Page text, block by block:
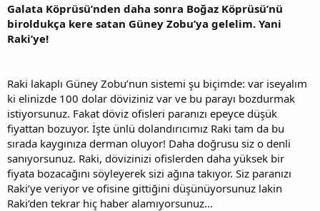
Galata Köprüsü’nden daha sonra Boğaz Köprüsü’nü
biroldukça kere satan Güney Zobu’ya gelelim. Yani
Raki’ye!
Raki lakaplı Güney Zobu’nun sistemi şu biçimde: var iseyalım
ki elinizde 100 dolar döviziniz var ve bu parayı bozdurmak
istiyorsunuz. Fakat döviz ofisleri paranızı epeyce düşük
fiyattan bozuyor. İşte ünlü dolandırıcımız Raki tam da bu
sırada kaygınıza derman oluyor! Daha doğrusu siz o denli
sanıyorsunuz. Raki, dövizinizi ofislerden daha yüksek bir
fiyata bozacağını söyleyerek sizi ağına takıyor. Siz paranızı
Raki’ye veriyor ve ofisine gittiğini düşünüyorsunuz lakin
Raki’den tekrar hiç haber alamıyorsunuz…